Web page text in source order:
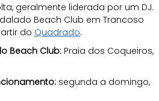
geralmente liderada por um DJ.
Beach Club em Trancoso
do Quadrado.
Beach Club: Praia dos Coqueiros,
segunda a domingo,